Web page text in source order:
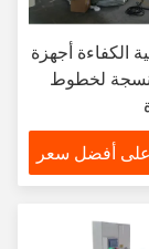
الكفاءة أجهزة
لخطوط
أفضل سعر